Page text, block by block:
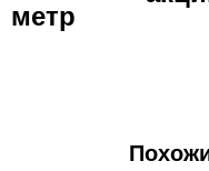
метр